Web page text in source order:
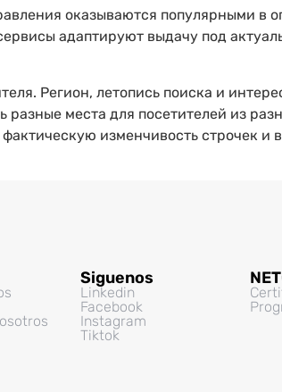
оказываются популярными в
адаптируют выдачу под
Регион, летопись поиска и
места для посетителей из
изменчивость строчек и
Siguenos
Linkedin
Facebook
Instagram
Tiktok